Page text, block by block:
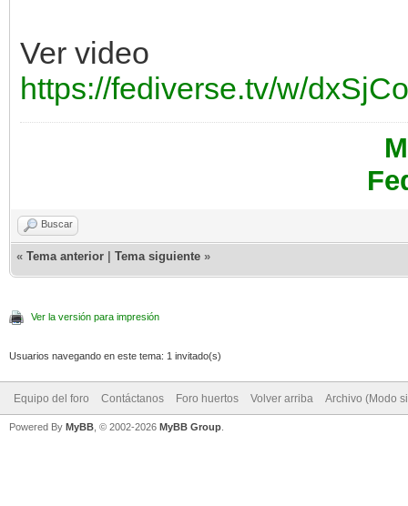
Ver video
https://fediverse.tv/w/
Buscar
« Tema anterior Tema siguiente »
Ver la versión para impresión
Usuarios navegando en este tema: 1 invitado(s)
Equipo del foro Contáctanos Foro huertos Volver arriba Archivo (Modo
Powered By MyBB , © 2002-2026 MyBB Group